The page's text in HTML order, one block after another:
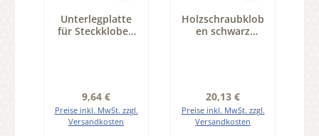
Unterlegplatte
für Steckkloben
Regulärer Preis:
9,64 €
Preise inkl. MwSt. zzgl.
Versandkosten
Holzschraubklob
en schwarz
Regulärer Preis:
20,13 €
Preise inkl. MwSt. zzgl.
Versandkosten